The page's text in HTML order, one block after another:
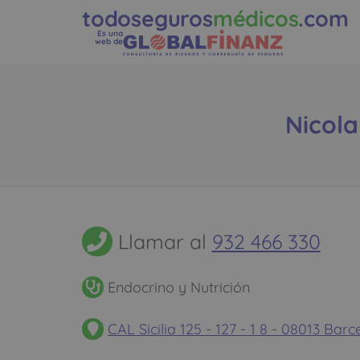
todosegurosmédicos.com
Es una
web de
Llamar al 932 466 330
Endocrino y Nutrición
CAL Sicilia 125 - 127 - 1 8 - 08013